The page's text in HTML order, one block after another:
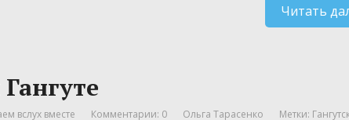
Читать
вслух вместе Комментарии: 0 Ольга Тарасенко Метки: